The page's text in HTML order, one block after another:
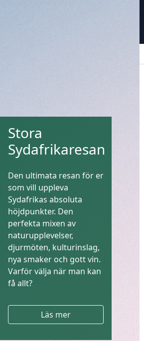
Stora
Sydafrikaresan
Den ultimata resan för er
som vill uppleva
Sydafrikas absoluta
höjdpunkter. Den
perfekta mixen av
naturupplevelser,
djurmöten, kulturinslag,
nya smaker och gott vin.
Varför välja när man kan
få allt?
Läs mer